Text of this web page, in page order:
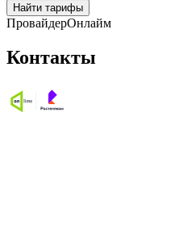
Найти тарифы
ПровайдерОнлайм
Контакты